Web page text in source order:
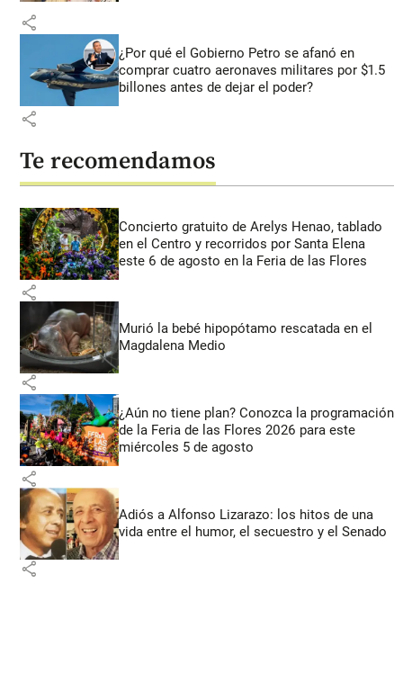
share
¿Por qué el Gobierno Petro se afanó en
comprar cuatro aeronaves militares por $1.5
billones antes de dejar el poder?
share
Te recomendamos
Concierto gratuito de Arelys Henao, tablado
en el Centro y recorridos por Santa Elena
este 6 de agosto en la Feria de las Flores
share
Murió la bebé hipopótamo rescatada en el
Magdalena Medio
share
¿Aún no tiene plan? Conozca la programación
de la Feria de las Flores 2026 para este
miércoles 5 de agosto
share
Adiós a Alfonso Lizarazo: los hitos de una
vida entre el humor, el secuestro y el Senado
share